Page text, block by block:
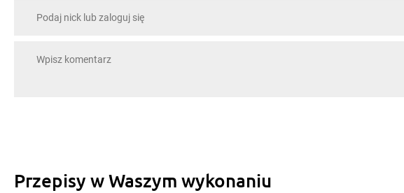
Odpowiedzi (1)
Robiłam z czarnych Petit biure obłędne
No po prostu mniamiaste
Przepisy w Waszym wykonaniu